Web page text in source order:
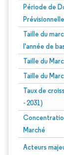
Période de
Taille du
l'année de
Taille du
Taille du
Taux de
- 2031)
Marché
Acteurs
Image ©